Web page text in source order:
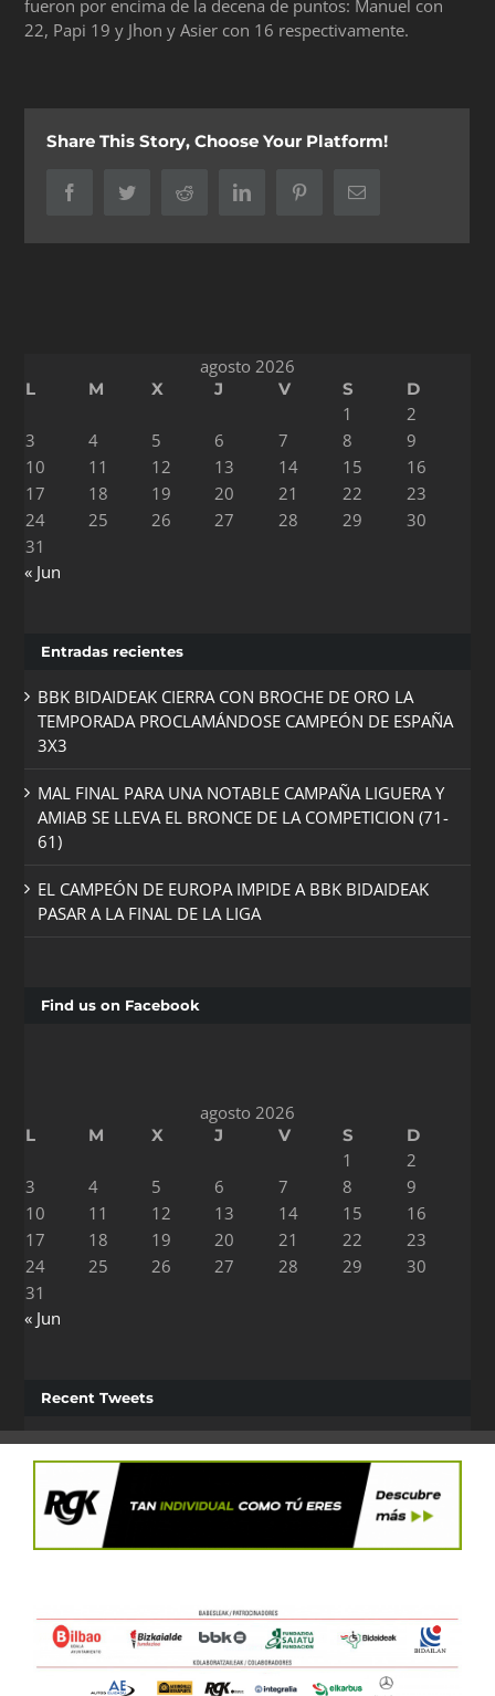
fueron por encima de la decena de puntos: Manuel con
22, Papi 19 y Jhon y Asier con 16 respectivamente.
Share This Story, Choose Your Platform!
FacebookTwitter Reddit LinkedIn PinterestCorreo
agosto 2026
L M X J V S D
1
2
3
4 5 6 7 8
9
10
11 12 13 14 15
16
17
18 19 20 21 22
23
24
25 26 27 28 29
30
31
« Jun
Entradas recientes
BBK BIDAIDEAK CIERRA CON BROCHE DE ORO LA
TEMPORADA PROCLAMÁNDOSE CAMPEÓN DE ESPAÑA
3X3
MAL FINAL PARA UNA NOTABLE CAMPAÑA LIGUERA Y
AMIAB SE LLEVA EL BRONCE DE LA COMPETICION (71-
61)
EL CAMPEÓN DE EUROPA IMPIDE A BBK BIDAIDEAK
PASAR A LA FINAL DE LA LIGA
Find us on Facebook
agosto 2026
L M X J V S D
1
2
3
4 5 6 7 8
9
10
11 12 13 14 15
16
17
18 19 20 21 22
23
24
25 26 27 28 29
30
31
« Jun
Recent Tweets